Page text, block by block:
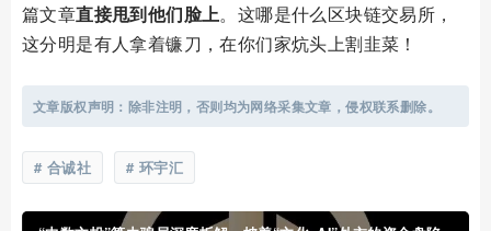
篇文章直接甩到他们脸上。这哪是什么区块链交易所，
这分明是有人拿着镰刀，在你们家炕头上割韭菜！
文章版权声明：除非注明，否则均为网络采集文章，侵权联系删除。
合诚社 环宇汇